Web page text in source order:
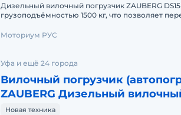
Дизельный вилочный погрузчик ZAUBERG
грузоподъёмностью 1500 кг, что позволяет
Моториум РУС
Уфа и ещё 24 города
Вилочный погрузчик
ZAUBERG Дизельный
ZAUBERG DS20-X
Новая техника